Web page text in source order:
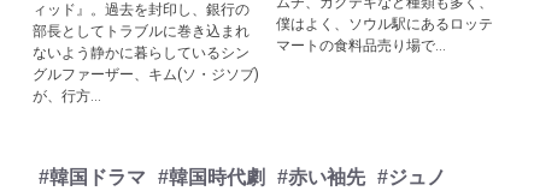
ィッド』。過去を封印し、銀行の
部長としてトラブルに巻き込まれ
ないよう静かに暮らしているシン
グルファーザー、キム(ソ・ジソブ)
が、行方...
僕はよく、ソウル駅にあるロッテ
マートの食料品売り場で...
#韓国ドラマ #韓国時代劇 #赤い袖先 #ジュノ